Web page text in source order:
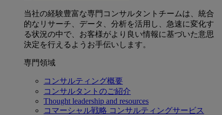
当社の経験豊富な専門コンサルタントチームは、統合
的なリサーチ、データ、分析を活用し、急速に変化す
る状況の中で、お客様がより良い情報に基づいた意思
決定を行えるようお手伝いします。
専門領域
コンサルティング概要
コンサルタントのご紹介
Thought leadership and resources
コマーシャル戦略 コンサルティングサービス